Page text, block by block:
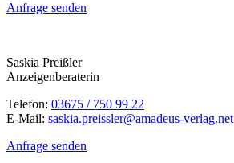
Anfrage senden
Saskia Preißler
Anzeigenberaterin
Telefon: 03675 / 750 99 22
E-Mail: saskia.preissler@amadeus-verlag.net
Anfrage senden